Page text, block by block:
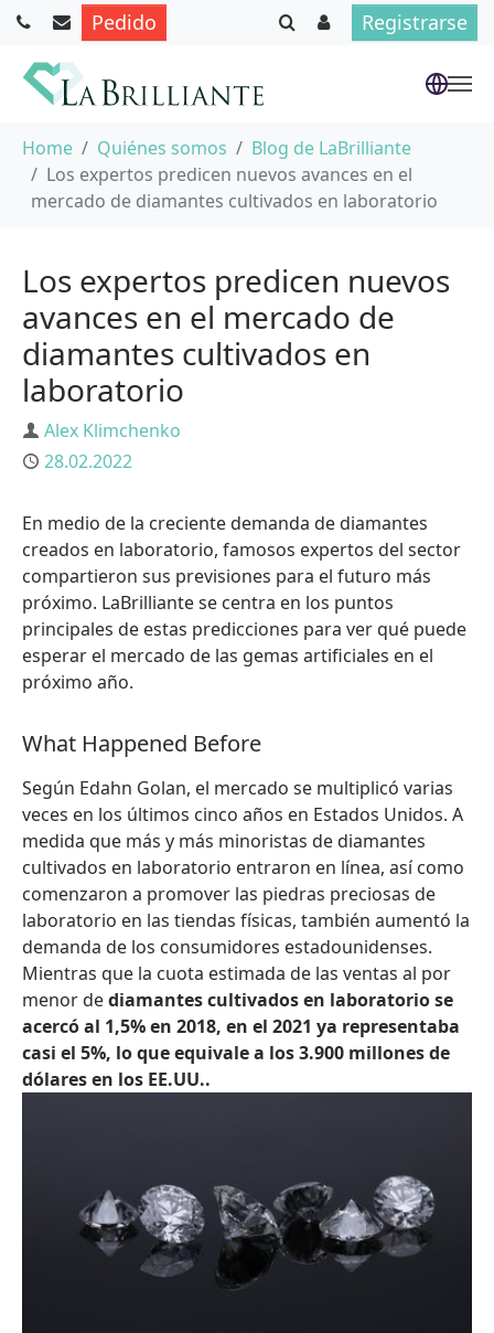
Pedido Registrarse
Home Quiénes somos
Blog de LaBrilliante
Los expertos predicen nuevos avances en el
mercado de diamantes cultivados en laboratorio
Los expertos predicen nuevos
avances en el mercado de
diamantes cultivados en
laboratorio
Autor
Alex Klimchenko
Publicado
28.02.2022
En medio de la creciente demanda de diamantes
creados en laboratorio, famosos expertos del sector
compartieron sus previsiones para el futuro más
próximo. LaBrilliante se centra en los puntos
principales de estas predicciones para ver qué puede
esperar el mercado de las gemas artificiales en el
próximo año.
What Happened Before
Según Edahn Golan, el mercado se multiplicó varias
veces en los últimos cinco años en Estados Unidos. A
medida que más y más minoristas de diamantes
cultivados en laboratorio entraron en línea, así como
comenzaron a promover las piedras preciosas de
laboratorio en las tiendas físicas, también aumentó la
demanda de los consumidores estadounidenses.
Mientras que la cuota estimada de las ventas al por
menor dediamantes cultivados en laboratorio se
acercó al 1,5% en 2018, en el 2021 ya representaba
casi el 5%, lo que equivale a los 3.900 millones de
dólares en los EE.UU..